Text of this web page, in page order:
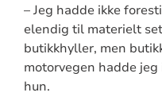
– Jeg hadde ikke
elendig til materielt
butikkhyller, men
motorvegen hadde
hun.